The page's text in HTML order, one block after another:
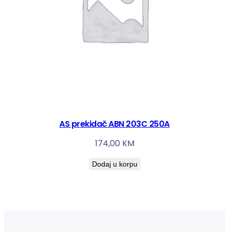
AS prekidač ABN 203C 250A
174,00 KM
Dodaj u korpu